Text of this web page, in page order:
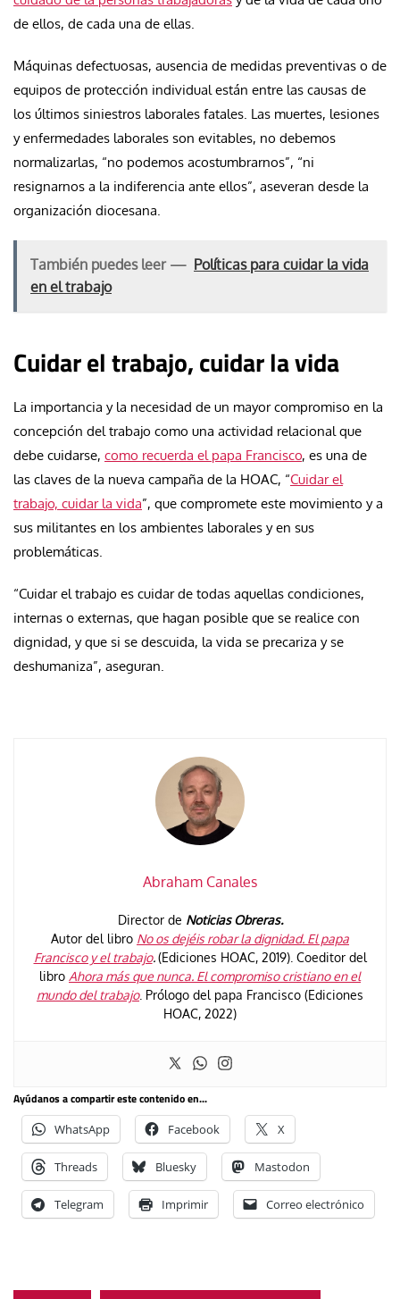
de ellos, de cada una de ellas.
Máquinas defectuosas, ausencia de medidas preventivas o de
equipos de protección individual están entre las causas de
los últimos siniestros laborales fatales. Las muertes, lesiones
y enfermedades laborales son evitables, no debemos
normalizarlas, “no podemos acostumbrarnos”, “ni
resignarnos a la indiferencia ante ellos”, aseveran desde la
organización diocesana.
También puedes leer — Políticas para cuidar la vida
en el trabajo
Cuidar el trabajo, cuidar la vida
La importancia y la necesidad de un mayor compromiso en la
concepción del trabajo como una actividad relacional que
debe cuidarse, como recuerda el papa Francisco, es una de
las claves de la nueva campaña de la HOAC, “Cuidar el
trabajo, cuidar la vida”, que compromete este movimiento y a
sus militantes en los ambientes laborales y en sus
problemáticas.
“Cuidar el trabajo es cuidar de todas aquellas condiciones,
internas o externas, que hagan posible que se realice con
dignidad, y que si se descuida, la vida se precariza y se
deshumaniza”, aseguran.
Abraham Canales
Director de Noticias Obreras.
Autor del libro No os dejéis robar la dignidad. El papa
Francisco y el trabajo.(Ediciones HOAC, 2019). Coeditor del
libro Ahora más que nunca. El compromiso cristiano en el
mundo del trabajo. Prólogo del papa Francisco (Ediciones
HOAC, 2022)
Ayúdanos a compartir este contenido en...
WhatsApp Facebook X
Threads Bluesky Mastodon
Telegram Imprimir Correo electrónico